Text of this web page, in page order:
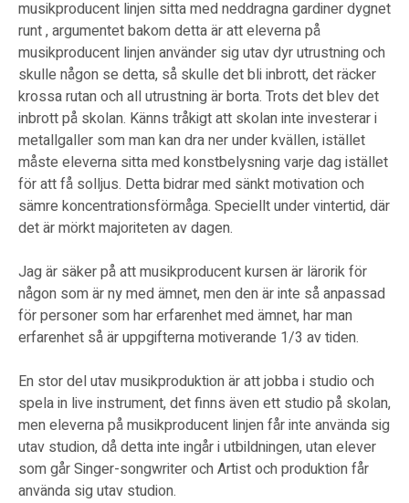
musikproducent linjen sitta med neddragna gardiner dygnet
runt , argumentet bakom detta är att eleverna på
musikproducent linjen använder sig utav dyr utrustning och
skulle någon se detta, så skulle det bli inbrott, det räcker
krossa rutan och all utrustning är borta. Trots det blev det
inbrott på skolan. Känns tråkigt att skolan inte investerar i
metallgaller som man kan dra ner under kvällen, istället
måste eleverna sitta med konstbelysning varje dag istället
för att få solljus. Detta bidrar med sänkt motivation och
sämre koncentrationsförmåga. Speciellt under vintertid, där
det är mörkt majoriteten av dagen.
Jag är säker på att musikproducent kursen är lärorik för
någon som är ny med ämnet, men den är inte så anpassad
för personer som har erfarenhet med ämnet, har man
erfarenhet så är uppgifterna motiverande 1/3 av tiden.
En stor del utav musikproduktion är att jobba i studio och
spela in live instrument, det finns även ett studio på skolan,
men eleverna på musikproducent linjen får inte använda sig
utav studion, då detta inte ingår i utbildningen, utan elever
som går Singer-songwriter och Artist och produktion får
använda sig utav studion.